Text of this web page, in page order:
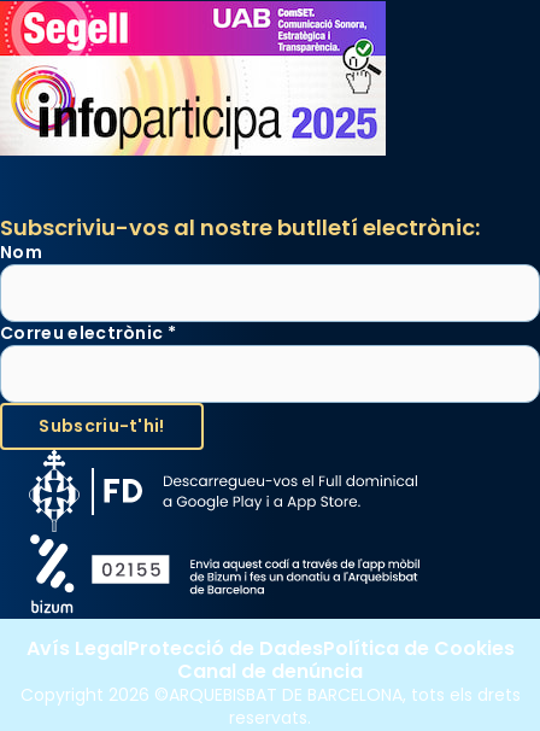
Subscriviu-vos al nostre butlletí electrònic:
Nom
Correu electrònic *
Copyright 2026 ©ARQUEBISBAT DE BARCELONA, tots els drets
reservats.
Avís LegalProtecció de DadesPolítica de Cookies
Canal de denúncia